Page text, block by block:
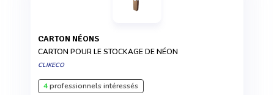
CARTON NÉONS
CARTON POUR LE STOCKAGE DE NÉON
CLIKECO
4professionnels intéressés